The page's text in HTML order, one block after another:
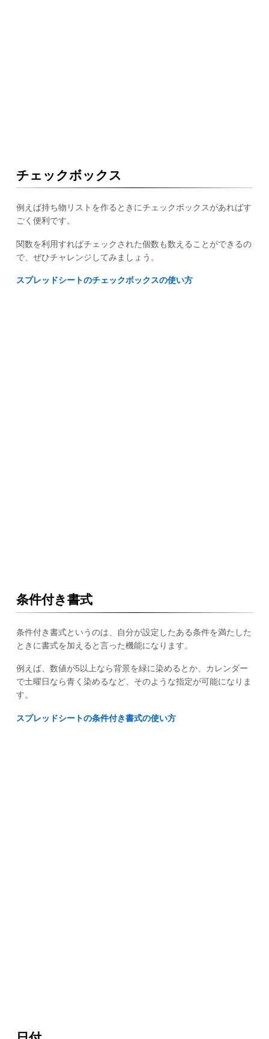
チェックボックス
例えば持ち物リストを作るときにチェックボックスがあればす
ごく便利です。
関数を利用すればチェックされた個数も数えることができるの
で、ぜひチャレンジしてみましょう。
スプレッドシートのチェックボックスの使い方
条件付き書式
条件付き書式というのは、自分が設定したある条件を満たした
ときに書式を加えると言った機能になります。
例えば、数値が5以上なら背景を緑に染めるとか、カレンダー
で土曜日なら青く染めるなど、そのような指定が可能になりま
す。
スプレッドシートの条件付き書式の使い方